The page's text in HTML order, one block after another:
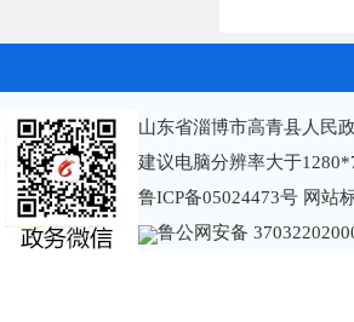
山东省淄博市高青县人民
建议电脑分辨率大于
鲁ICP备05024473号 网站
鲁公网安备